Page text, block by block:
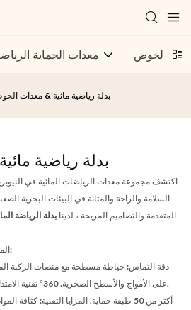
معدات الحماية الخوض
بدلة رياضية مائية & معدات
بدلة رياضية
اكتشف مجموعة معدات الرياضات المائية في
السلامة والراحة والمتانة في البيئات البحرية
المتقدمة والتصاميم المريحة ، لدينا بدلة الرياضة
1. الميزات الرئيسية لغراب النيوبرين:
دقة التماس: خياطة مسطحة مع منصات الركبة